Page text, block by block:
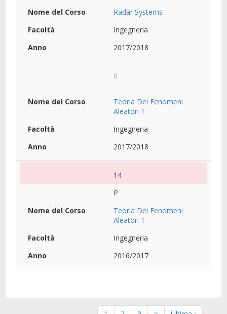
Radar Systems
Ingegneria
2017/2018
0
Teoria Dei Fenomeni
Aleatori 1
Ingegneria
2017/2018
14
P
Teoria Dei Fenomeni
Aleatori 1
Ingegneria
2016/2017